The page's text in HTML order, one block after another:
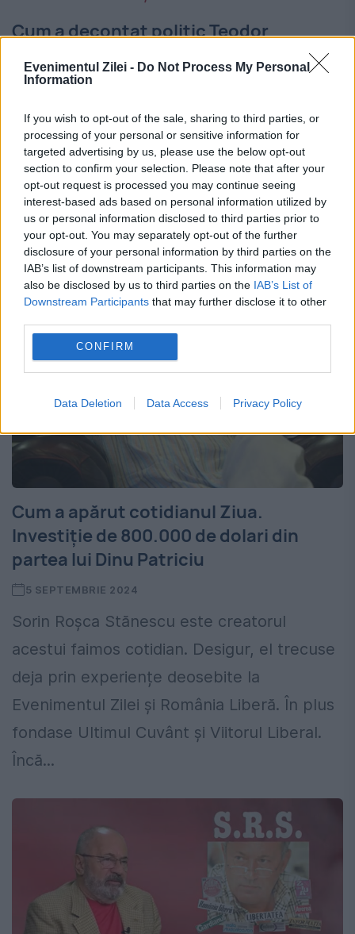
Evenimentul Zilei - Do Not Process My Personal
Information
If you wish to opt-out of the sale, sharing to third parties, or
processing of your personal or sensitive information for
targeted advertising by us, please use the below opt-out
section to confirm your selection. Please note that after your
opt-out request is processed you may continue seeing
interest-based ads based on personal information utilized by
us or personal information disclosed to third parties prior to
your opt-out. You may separately opt-out of the further
disclosure of your personal information by third parties on the
IAB’s list of downstream participants. This information may
also be disclosed by us to third parties on the IAB’s List of
Downstream Participants that may further disclose it to other
CONFIRM
Data Deletion Data Access Privacy Policy
Cum a decontat politic Teodor
Meleșcanu scandalul ”firul roșu” cu
Kremlinul
Nu știu câți își mai amintesc de marele
scandal ”Firul Roșu”. Un scandal politic
lansat tot de Sorin Roșca Stănescu. Bomba
de presă spunea că există un telefon
direct, cu...
Cum a apărut cotidianul Ziua.
Investiție de 800.000 de dolari din
partea lui Dinu Patriciu
5 SEPTEMBRIE 2024
Sorin Roșca Stănescu este creatorul
acestui faimos cotidian. Desigur, el trecuse
deja prin experiențe deosebite la
Evenimentul Zilei și România Liberă. În plus
fondase Ultimul Cuvânt și Viitorul Liberal.
Încă...